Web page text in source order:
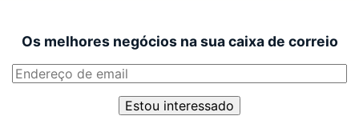
Os melhores negócios na sua caixa de correio
Estou interessado